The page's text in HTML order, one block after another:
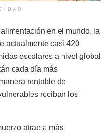
en el mundo, la
actualmente casi 420
escolares a nivel global
cada día más
rentable de
reciban los
atrae a más